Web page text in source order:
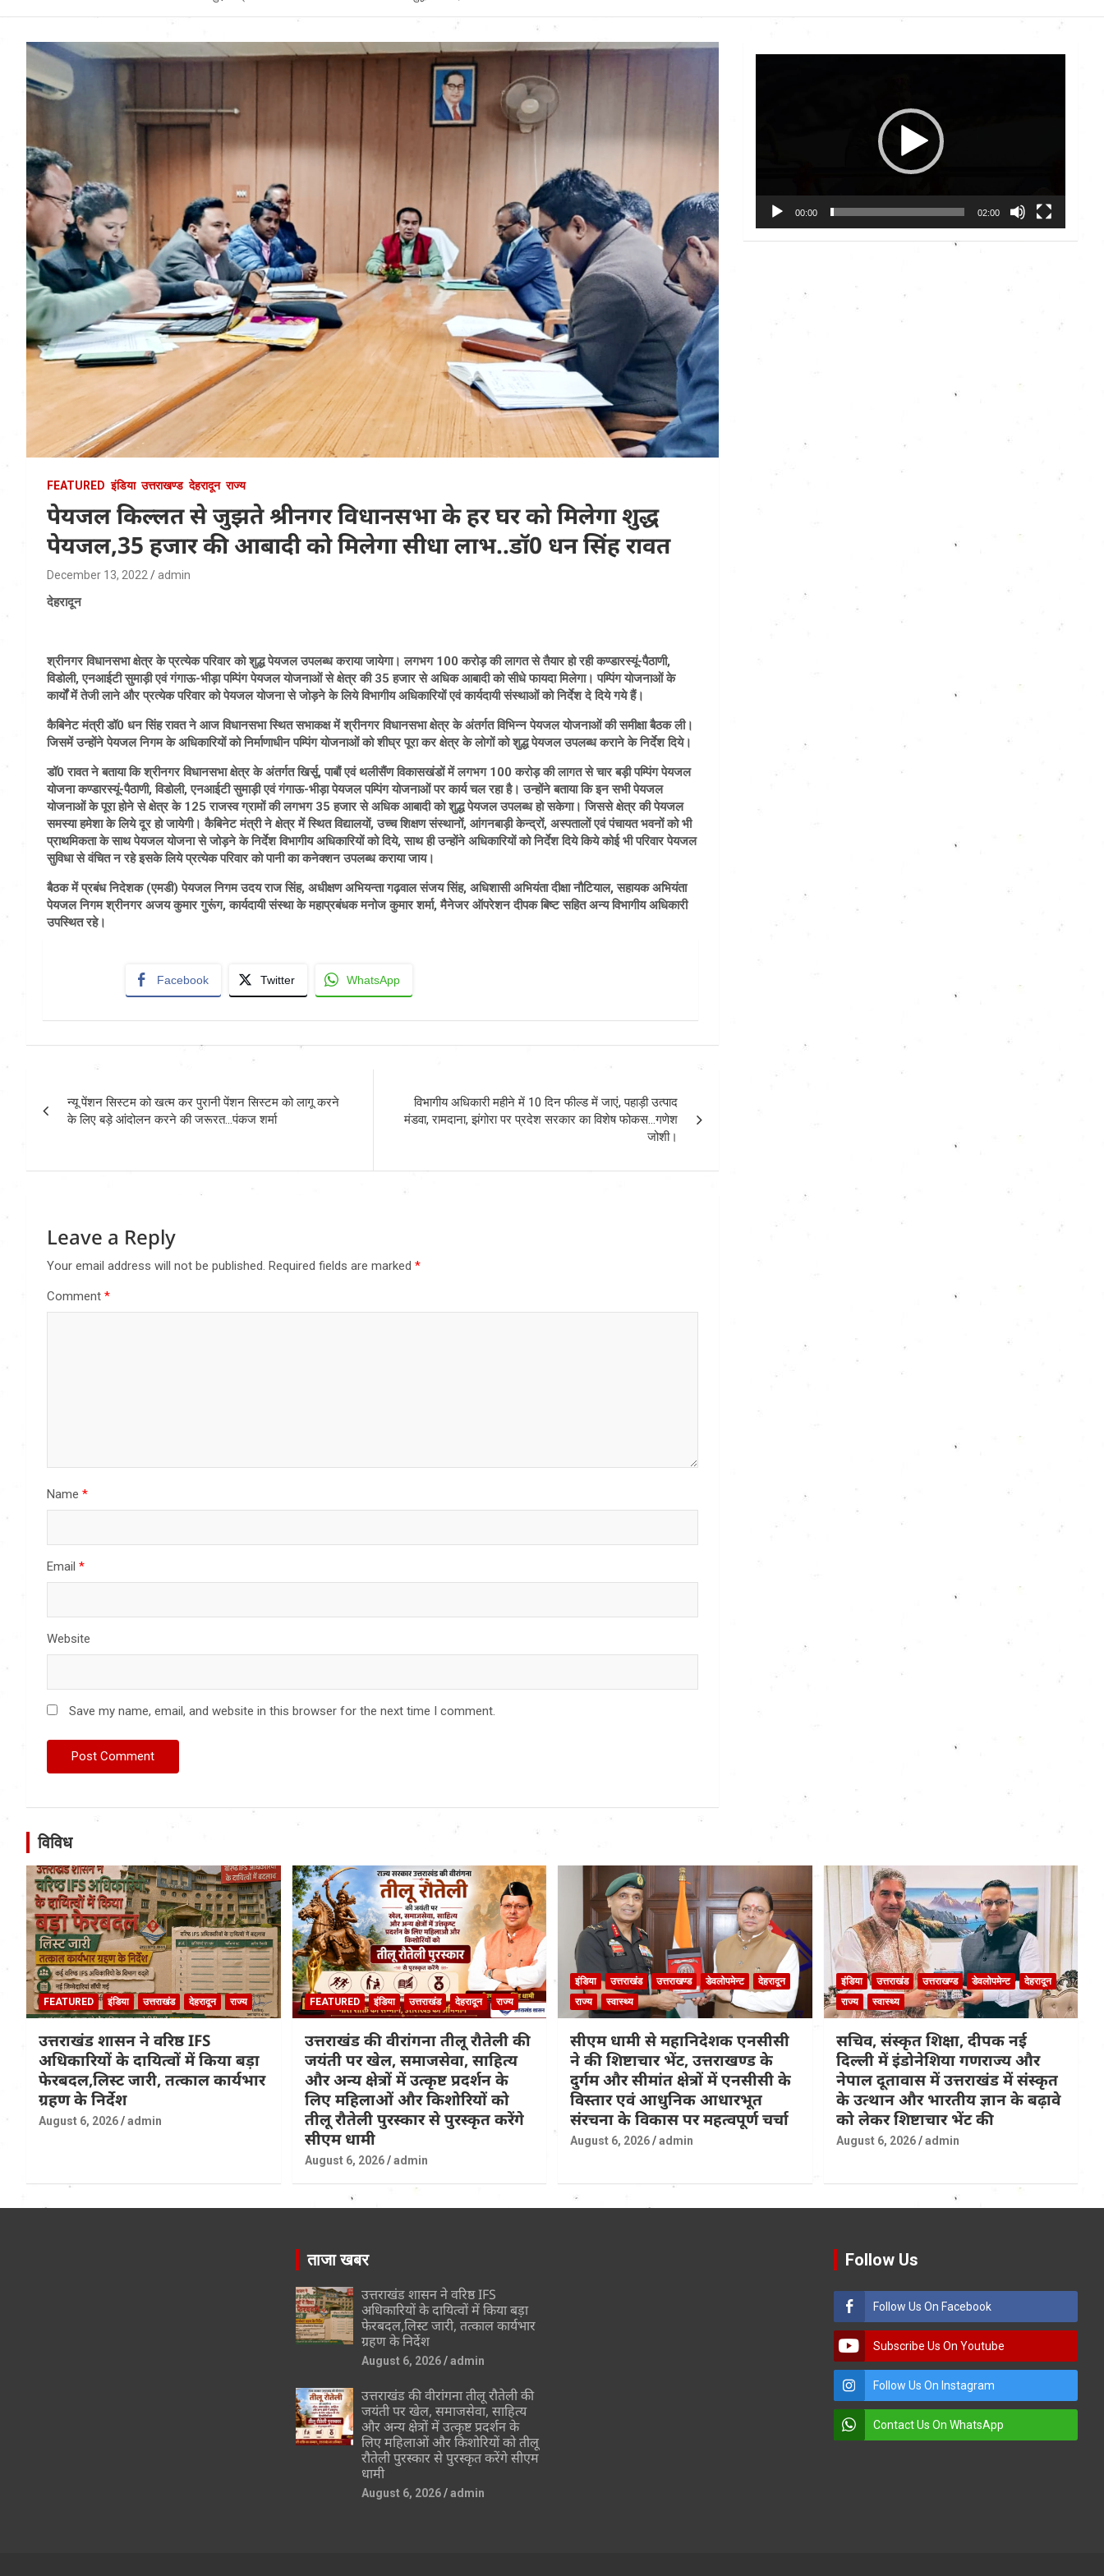
Uttarakhand News in
Hindi
FEATURED इंडिया उत्तराखण्ड देहरादून राज्य
पेयजल किल्लत से जुझते श्रीनगर विधानसभा के हर घर को मिलेगा शुद्ध
पेयजल,35 हजार की आबादी को मिलेगा सीधा लाभ..डॉ0 धन सिंह रावत
December 13, 2022 admin
देहरादून
श्रीनगर विधानसभा क्षेत्र के प्रत्येक परिवार को शुद्ध पेयजल उपलब्ध कराया जायेगा। लगभग 100 करोड़ की लागत से तैयार हो रही कण्डारस्यूं-पैठाणी,
विडोली, एनआईटी सुमाड़ी एवं गंगाऊ-भीड़ा पम्पिंग पेयजल योजनाओं से क्षेत्र की 35 हजार से अधिक आबादी को सीधे फायदा मिलेगा। पम्पिंग योजनाओं के
कार्यों में तेजी लाने और प्रत्येक परिवार को पेयजल योजना से जोड़ने के लिये विभागीय अधिकारियों एवं कार्यदायी संस्थाओं को निर्देश दे दिये गये हैं।
कैबिनेट मंत्री डॉ0 धन सिंह रावत ने आज विधानसभा स्थित सभाकक्ष में श्रीनगर विधानसभा क्षेत्र के अंतर्गत विभिन्न पेयजल योजनाओं की समीक्षा बैठक ली।
जिसमें उन्होंने पेयजल निगम के अधिकारियों को निर्माणाधीन पम्पिंग योजनाओं को शीघ्र पूरा कर क्षेत्र के लोगों को शुद्ध पेयजल उपलब्ध कराने के निर्देश दिये।
डॉ0 रावत ने बताया कि श्रीनगर विधानसभा क्षेत्र के अंतर्गत खिर्सू, पाबौं एवं थलीसैंण विकासखंडों में लगभग 100 करोड़ की लागत से चार बड़ी पम्पिंग पेयजल
योजना कण्डारस्यूं-पैठाणी, विडोली, एनआईटी सुमाड़ी एवं गंगाऊ-भीड़ा पेयजल पम्पिंग योजनाओं पर कार्य चल रहा है। उन्होंने बताया कि इन सभी पेयजल
योजनाओं के पूरा होने से क्षेत्र के 125 राजस्व ग्रामों की लगभग 35 हजार से अधिक आबादी को शुद्ध पेयजल उपलब्ध हो सकेगा। जिससे क्षेत्र की पेयजल
समस्या हमेशा के लिये दूर हो जायेगी। कैबिनेट मंत्री ने क्षेत्र में स्थित विद्यालयों, उच्च शिक्षण संस्थानों, आंगनबाड़ी केन्द्रों, अस्पतालों एवं पंचायत भवनों को भी
प्राथमिकता के साथ पेयजल योजना से जोड़ने के निर्देश विभागीय अधिकारियों को दिये, साथ ही उन्होंने अधिकारियों को निर्देश दिये किये कोई भी परिवार पेयजल
सुविधा से वंचित न रहे इसके लिये प्रत्येक परिवार को पानी का कनेक्शन उपलब्ध कराया जाय।
बैठक में प्रबंध निदेशक (एमडी) पेयजल निगम उदय राज सिंह, अधीक्षण अभियन्ता गढ़वाल संजय सिंह, अधिशासी अभियंता दीक्षा नौटियाल, सहायक अभियंता
पेयजल निगम श्रीनगर अजय कुमार गुरूंग, कार्यदायी संस्था के महाप्रबंधक मनोज कुमार शर्मा, मैनेजर ऑपरेशन दीपक बिष्ट सहित अन्य विभागीय अधिकारी
उपस्थित रहे।
Facebook Twitter WhatsApp
navigation
न्यू पेंशन सिस्टम को खत्म कर पुरानी पेंशन सिस्टम को लागू करने
के लिए बड़े आंदोलन करने की जरूरत…पंकज शर्मा
विभागीय अधिकारी महीने में 10 दिन फील्ड में जाएं, पहाड़ी उत्पाद
मंडवा, रामदाना, झंगोरा पर प्रदेश सरकार का विशेष फोकस…गणेश
जोशी।
Leave a Reply
Your email address will not be published. Required fields are marked *
Comment *
Name *
Email *
Website
Save my name, email, and website in this browser for the next time I comment.
00:00 02:00
विविध
FEATURED इंडिया उत्तराखंड देहरादून राज्य
उत्तराखंड शासन ने वरिष्ठ IFS
अधिकारियों के दायित्वों में किया बड़ा
फेरबदल,लिस्ट जारी, तत्काल कार्यभार
ग्रहण के निर्देश
August 6, 2026 admin
FEATURED इंडिया उत्तराखंड देहरादून राज्य
उत्तराखंड की वीरांगना तीलू रौतेली की
जयंती पर खेल, समाजसेवा, साहित्य
और अन्य क्षेत्रों में उत्कृष्ट प्रदर्शन के
लिए महिलाओं और किशोरियों को
तीलू रौतेली पुरस्कार से पुरस्कृत करेंगे
सीएम धामी
August 6, 2026 admin
इंडिया उत्तराखंड उत्तराखण्ड डेवलोपमेन्ट
देहरादून
राज्य
स्वास्थ्य
सीएम धामी से महानिदेशक एनसीसी
ने की शिष्टाचार भेंट, उत्तराखण्ड के
दुर्गम और सीमांत क्षेत्रों में एनसीसी के
विस्तार एवं आधुनिक आधारभूत
संरचना के विकास पर महत्वपूर्ण चर्चा
August 6, 2026 admin
इंडिया उत्तराखंड उत्तराखण्ड डेवलोपमेन्ट
देहरादून
राज्य
स्वास्थ्य
सचिव, संस्कृत शिक्षा, दीपक नई
दिल्ली में इंडोनेशिया गणराज्य और
नेपाल दूतावास में उत्तराखंड में संस्कृत
के उत्थान और भारतीय ज्ञान के बढ़ावे
को लेकर शिष्टाचार भेंट की
August 6, 2026 admin
ताजा खबर
उत्तराखंड शासन ने वरिष्ठ IFS
अधिकारियों के दायित्वों में किया बड़ा
फेरबदल,लिस्ट जारी, तत्काल कार्यभार
ग्रहण के निर्देश
August 6, 2026 admin
उत्तराखंड की वीरांगना तीलू रौतेली की
जयंती पर खेल, समाजसेवा, साहित्य
और अन्य क्षेत्रों में उत्कृष्ट प्रदर्शन के
लिए महिलाओं और किशोरियों को तीलू
रौतेली पुरस्कार से पुरस्कृत करेंगे सीएम
धामी
August 6, 2026 admin
Follow Us
Follow Us On Facebook
Subscribe Us On Youtube
Follow Us On Instagram
Contact Us On WhatsApp